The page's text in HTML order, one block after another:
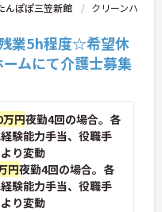
んぽぽ三笠新館
クリーンハ
業5h程度☆希望休
ムにて介護士募集
円夜勤4回の場合。各
験能力手当、役職手
り変動
円夜勤4回の場合。各
験能力手当、役職手
り変動